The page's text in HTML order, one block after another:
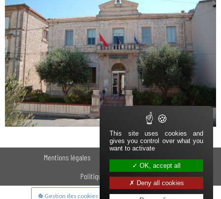
Pied de page
Navigation secondaireMentions légales
Politique des cookies
Aparté basseGestion des cookies Plan du site Haut
This site uses cookies and
gives you control over what you
want to activate
OK, accept all
Deny all cookies